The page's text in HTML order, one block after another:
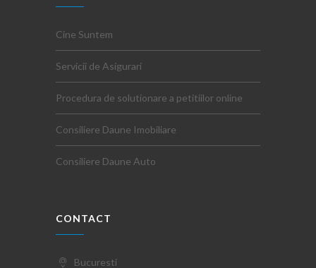
Cine Suntem
Servicii de Asigurari
Procedura de solutionare a petitiilor online
Consiliere Daune Imobiliare
Consiliere Daune Auto
CONTACT
Bucuresti